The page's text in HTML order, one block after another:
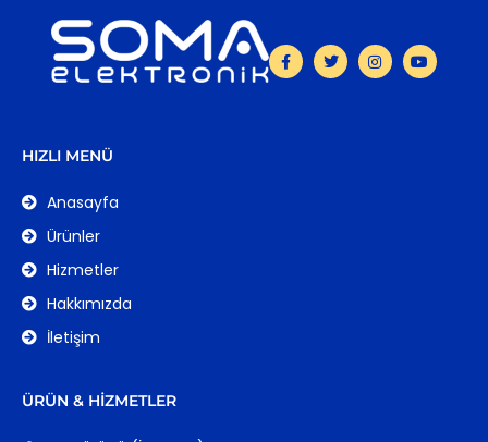
HIZLI MENÜ
Anasayfa
Ürünler
Hizmetler
Hakkımızda
İletişim
ÜRÜN & HIZMETLER